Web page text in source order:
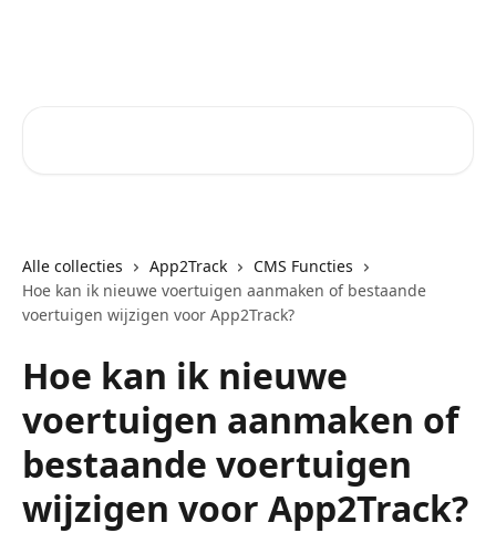
Alle collecties App2Track
CMS Functies
Hoe kan ik nieuwe voertuigen aanmaken of bestaande
voertuigen wijzigen voor App2Track?
Hoe kan ik nieuwe
voertuigen aanmaken of
bestaande voertuigen
wijzigen voor App2Track?